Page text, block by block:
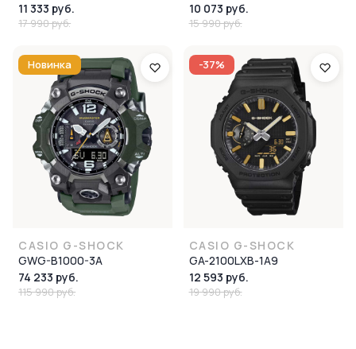
11 333 руб.
17 990 руб.
10 073 руб.
15 990 руб.
Новинка
CASIO G-SHOCK
GWG-B1000-3A
74 233 руб.
115 990 руб.
-37%
CASIO G-SHOCK
GA-2100LXB-1A9
12 593 руб.
19 990 руб.